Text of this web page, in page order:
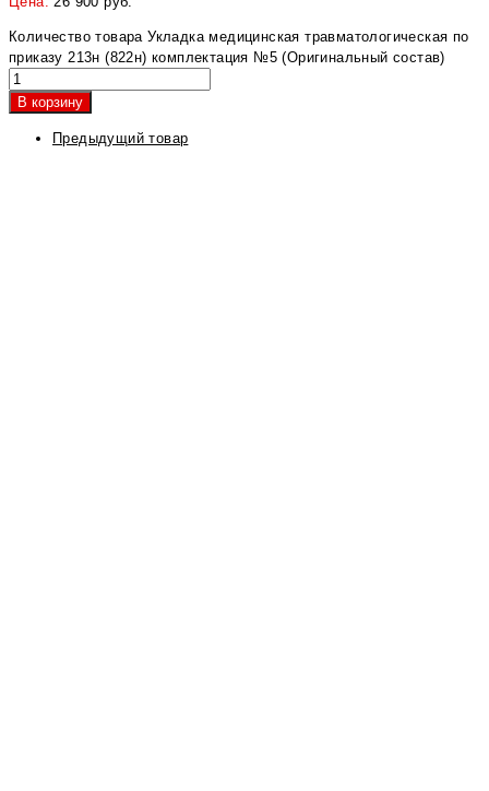
Количество товара Укладка медицинская травматологическая по
приказу 213н (822н) комплектация №5 (Оригинальный состав)
В корзину
Предыдущий товар